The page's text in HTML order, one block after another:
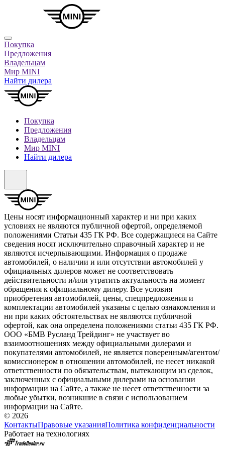
Покупка
Предложения
Владельцам
Мир MINI
Найти дилера
Покупка
Предложения
Владельцам
Мир MINI
Найти дилера
Цены носят информационный характер и ни при каких
условиях не являются публичной офертой, определяемой
положениями Статьи 435 ГК РФ. Все содержащиеся на Сайте
сведения носят исключительно справочный характер и не
являются исчерпывающими. Информация о продаже
автомобилей, о наличии и или отсутствии автомобилей у
официальных дилеров может не соответствовать
действительности и/или утратить актуальность на момент
обращения к официальному дилеру. Все условия
приобретения автомобилей, цены, спецпредложения и
комплектации автомобилей указаны с целью ознакомления и
ни при каких обстоятельствах не являются публичной
офертой, как она определена положениями статьи 435 ГК РФ.
ООО «БМВ Русланд Трейдинг» не участвует во
взаимоотношениях между официальными дилерами и
покупателями автомобилей, не является поверенным/агентом/
комиссионером в отношении автомобилей, не несет никакой
ответственности по обязательствам, вытекающим из сделок,
заключенных с официальными дилерами на основании
информации на Сайте, а также не несет ответственности за
любые убытки, возникшие в связи с использованием
информации на Сайте.
© 2026
КонтактыПравовые указанияПолитика конфиденциальности
Работает на технологиях